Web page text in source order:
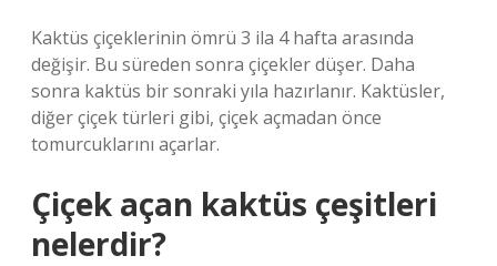
Kaktüs çiçeklerinin ömrü 3 ila 4 hafta arasında
değişir. Bu süreden sonra çiçekler düşer. Daha
sonra kaktüs bir sonraki yıla hazırlanır. Kaktüsler,
diğer çiçek türleri gibi, çiçek açmadan önce
tomurcuklarını açarlar.
Çiçek açan kaktüs çeşitleri
nelerdir?